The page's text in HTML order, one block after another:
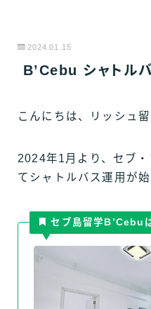
2024.01.15
B’Cebu シャトル
こんにちは、リッシュ
2024年1月より、セブ
てシャトルバス運用が始
セブ島留学B’Cebu